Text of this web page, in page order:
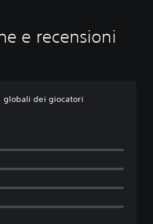
e recensioni
globali dei giocatori